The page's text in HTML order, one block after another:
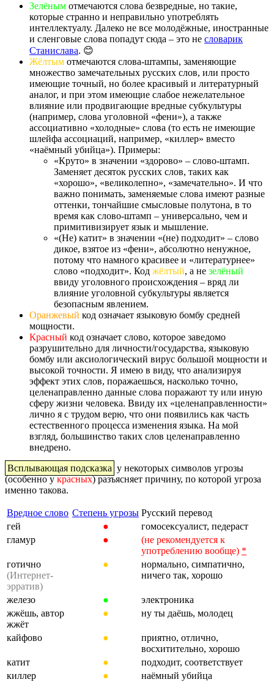
Зелёным отмечаются слова безвредные, но такие,
которые странно и неправильно употреблять
интеллектуалу. Далеко не все молодёжные, иностранные
и сленговые слова попадут сюда – это не словарик
Станислава. 😊
Жёлтым отмечаются слова-штампы, заменяющие
множество замечательных русских слов, или просто
имеющие точный, но более красивый и литературный
аналог, и при этом имеющие слабое нежелательное
влияние или продвигающие вредные субкультуры
(например, слова уголовной «фени»), а также
ассоциативно «холодные» слова (то есть не имеющие
шлейфа ассоциаций, например, «киллер» вместо
«наёмный убийца»). Примеры:
«Круто» в значении «здорово» – слово-штамп.
Заменяет десяток русских слов, таких как
«хорошо», «великолепно», «замечательно». И что
важно понимать, заменяемые слова имеют разные
оттенки, тончайшие смысловые полутона, в то
время как слово-штамп – универсально, чем и
примитивизирует язык и мышление.
«(Не) катит» в значении «(не) подходит» – слово
дикое, взятое из «фени», абсолютно ненужное,
потому что намного красивее и «литературнее»
слово «подходит». Код жёлтый, а не зелёный
ввиду уголовного происхождения – вряд ли
влияние уголовной субкультуры является
безопасным явлением.
Оранжевый код означает языковую бомбу средней
мощности.
Красный код означает слово, которое заведомо
разрушительно для личности/государства, языковую
бомбу или аксиологический вирус большой мощности и
высокой точности. Я имею в виду, что анализируя
эффект этих слов, поражаешься, насколько точно,
целенаправленно данные слова поражают ту или иную
сферу жизни человека. Ввиду их «целенаправленности»
лично я с трудом верю, что они появились как часть
естественного процесса изменения языка. На мой
взгляд, большинство таких слов целенаправленно
внедрено.
Всплывающая подсказка у некоторых символов угрозы
(особенно украсных) разъясняет причину, по которой угроза
именно такова.
Вредное слово Степень угрозы Русский перевод
гей
●
гомосексуалист, педераст
гламур
●
(не рекомендуется к
употреблению вообще) *
готично
(Интернет-
эрратив)
●
нормально, симпатично,
ничего так, хорошо
железо ●
электроника
жжёшь, автор
жжёт
● ну ты даёшь, молодец
кайфово ●
приятно, отлично,
восхитительно, хорошо
катит
●
подходит, соответствует
киллер
●
наёмный убийца